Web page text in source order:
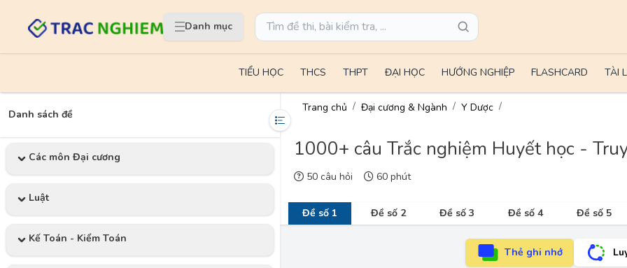
Danh mục
TIỂU HỌC THCS THPT ĐẠI HỌC HƯỚNG NGHIỆP FLASHCARD TÀI
Danh sách đề
Các môn Đại cương
Luật
Kế Toán - Kiểm Toán
Trang chủ Đại cương & Ngành Y Dược
1000+ câu Trắc nghiệm Huyết học -
50 câu hỏi 60 phút
Đề số 1 Đề số 2 Đề số 3 Đề số 4 Đề số 5
Thẻ ghi nhớ